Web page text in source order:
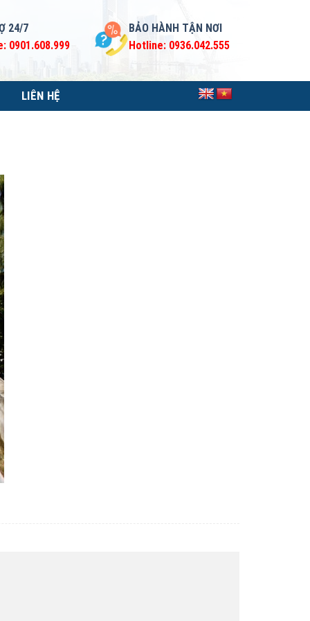
24/7
0901.608.999
BẢO HÀNH TẬN NƠI
Hotline: 0936.042.555
LIÊN HỆ